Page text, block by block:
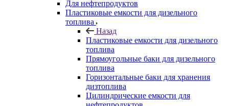
Для нефтепродуктов
Пластиковые емкости для дизельного
топлива
Назад
Пластиковые емкости для дизельного
топлива
Прямоугольные баки для дизельного
топлива
Горизонтальные баки для хранения
дизтоплива
Цилиндрические емкости для